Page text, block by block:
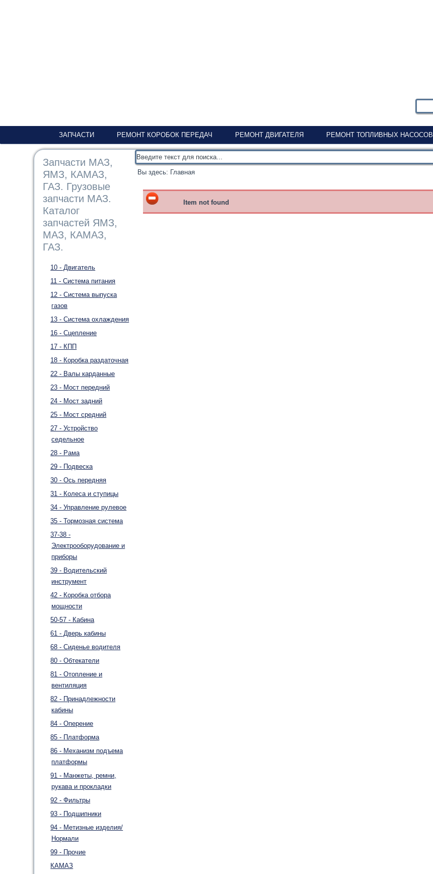
ЗАПЧАСТИ РЕМОНТ КОРОБОК ПЕРЕДАЧ РЕМОНТ ДВИГАТЕЛЯ РЕМОНТ ТОПЛИВНЫХ НАСОСОВ
Запчасти МАЗ,
ЯМЗ, КАМАЗ,
ГАЗ. Грузовые
запчасти МАЗ.
Каталог
запчастей ЯМЗ,
МАЗ, КАМАЗ,
ГАЗ.
10 - Двигатель
11 - Система питания
12 - Система выпуска
газов
13 - Система охлаждения
16 - Сцепление
17 - КПП
18 - Коробка раздаточная
22 - Валы карданные
23 - Мост передний
24 - Мост задний
25 - Мост средний
27 - Устройство
седельное
28 - Рама
29 - Подвеска
30 - Ось передняя
31 - Колеса и ступицы
34 - Управление рулевое
35 - Тормозная система
37-38 -
Электрооборудование и
приборы
39 - Водительский
инструмент
42 - Коробка отбора
мощности
50-57 - Кабина
61 - Дверь кабины
68 - Сиденье водителя
80 - Обтекатели
81 - Отопление и
вентиляция
82 - Принадлежности
кабины
84 - Оперение
85 - Платформа
86 - Механизм подъема
платформы
91 - Манжеты, ремни,
рукава и прокладки
92 - Фильтры
93 - Подшипники
94 - Метизные изделия/
Нормали
99 - Прочие
КАМАЗ
Вы здесь: Главная
Item not found